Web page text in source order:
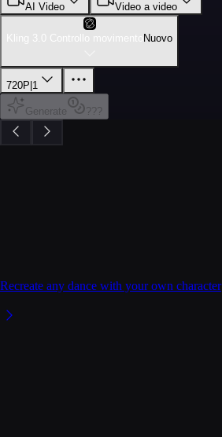
AI Video Video a video
Kling 3.0 Controllo movimento Nuovo
720P 1
Generate ???
Recreate any dance with your own character